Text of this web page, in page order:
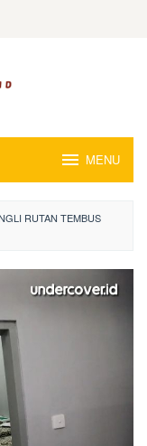
MENU
RUTAN TEMBUS